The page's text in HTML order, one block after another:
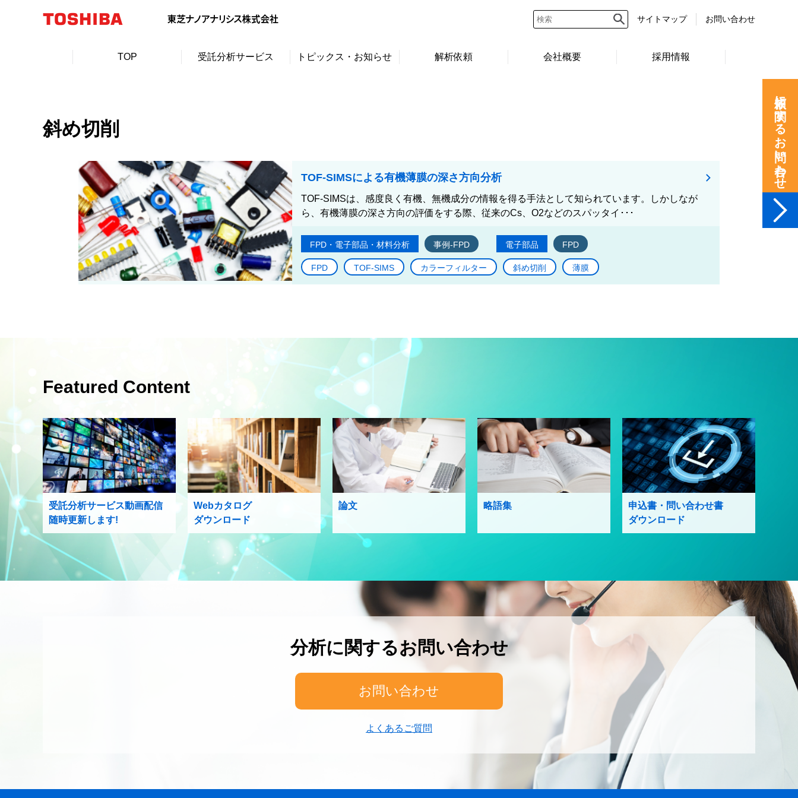
サイトマップ お問い合わせ
TOP 受託分析サービス トピックス・お知らせ 解析依頼 会社概要 採用情報
斜め切削
TOF-SIMSによる有機薄膜の深さ方向分析
TOF-SIMSは、感度良く有機、無機成分の情報を得る手法として知られています。しかしなが
ら、有機薄膜の深さ方向の評価をする際、従来のCs、O2などのスパッタイ･･･
FPD・電子部品・材料分析 事例-FPD 電子部品 FPD
FPD TOF-SIMS カラーフィルター 斜め切削 薄膜
Featured Content
受託分析サービス動画配信
随時更新します!
Webカタログ
ダウンロード
論文 略語集
申込書・問い合わせ書
ダウンロード
分析に関するお問い合わせ
お問い合わせ
よくあるご質問
依頼に関するお問い合わせ